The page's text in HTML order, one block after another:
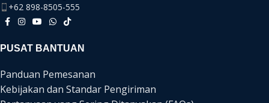
+62 898-8505-555
PUSAT BANTUAN
Panduan Pemesanan
Kebijakan dan Standar Pengiriman